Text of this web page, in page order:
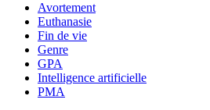
Avortement
Euthanasie
Fin de vie
Genre
GPA
Intelligence artificielle
PMA